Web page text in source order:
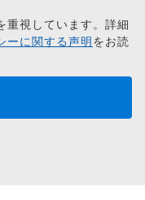
視しています。詳細
ーに関する声明をお読